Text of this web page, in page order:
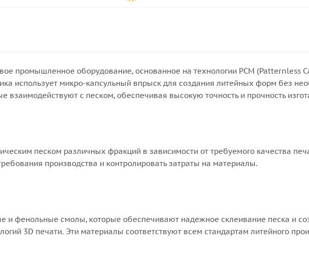
промышленное оборудование, основанное на технологии PCM
использует микро-капсульный впрыск для создания литейных форм без
взаимодействуют с песком, обеспечивая высокую точность и прочность
песком различных фракций в зависимости от требуемого качества
производства и контролировать затраты на материалы.
фенольные смолы, которые обеспечивают надежное склеивание песка и
3D печати. Эти материалы соответствуют всем стандартам литейного